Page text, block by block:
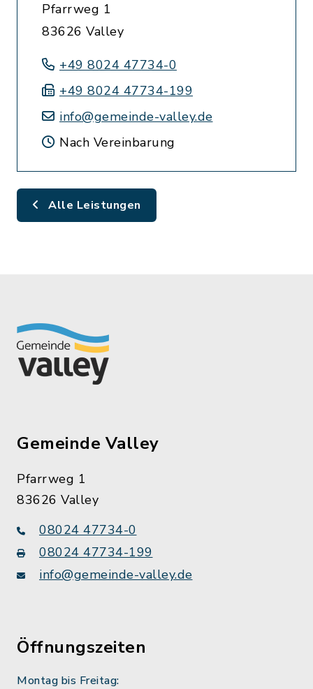
Pfarrweg 1
83626 Valley
+49 8024 47734-0
+49 8024 47734-199
info@gemeinde-valley.de
Nach Vereinbarung
Alle Leistungen
Gemeinde Valley
Pfarrweg 1
83626 Valley
08024 47734-0
08024 47734-199
info@gemeinde-valley.de
Öffnungszeiten
Montag bis Freitag: